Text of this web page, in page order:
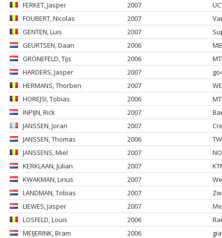
FERKET, Jasper 2007
FOUBERT, Nicolas 2007
GENTEN, Luis 2007
GEURTSEN, Daan 2006
GRÖNEFELD, Tijs 2006
HARDERS, Jasper 2007
HERMANS, Thorben 2007
HOREJSI, Tobias 2006
INPIJN, Rick 2007
JANSSEN, Joran 2007
JANSSEN, Thomas 2006
JANSSENS, Miel 2007
KERKLAAN, Julian 2007
KWAKMAN, Linus 2007
LANDMAN, Tobias 2007
LIEWES, Jasper 2007
LOSFELD, Louis 2006
MEIJERINK, Bram 2006